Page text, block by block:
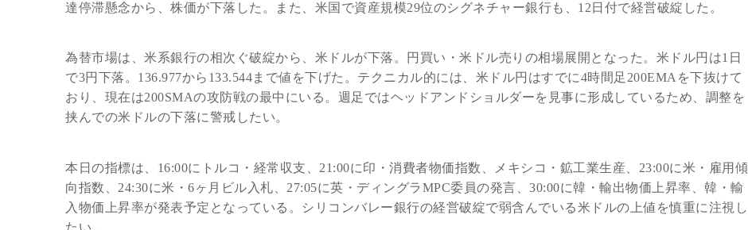
達停滞懸念から、株価が下落した。また、米国で資産規模29位のシグネチャー銀行も、12日付で経営破綻した。
為替市場は、米系銀行の相次ぐ破綻から、米ドルが下落。円買い・米ドル売りの相場展開となった。米ドル円は1日
で3円下落。136.977から133.544まで値を下げた。テクニカル的には、米ドル円はすでに4時間足200EMAを下抜けて
おり、現在は200SMAの攻防戦の最中にいる。週足ではヘッドアンドショルダーを見事に形成しているため、調整を
挟んでの米ドルの下落に警戒したい。
本日の指標は、16:00にトルコ・経常収支、21:00に印・消費者物価指数、メキシコ・鉱工業生産、23:00に米・雇用傾
向指数、24:30に米・6ヶ月ビル入札、27:05に英・ディングラMPC委員の発言、30:00に韓・輸出物価上昇率、韓・輸
入物価上昇率が発表予定となっている。シリコンバレー銀行の経営破綻で弱含んでいる米ドルの上値を慎重に注視し
たい。